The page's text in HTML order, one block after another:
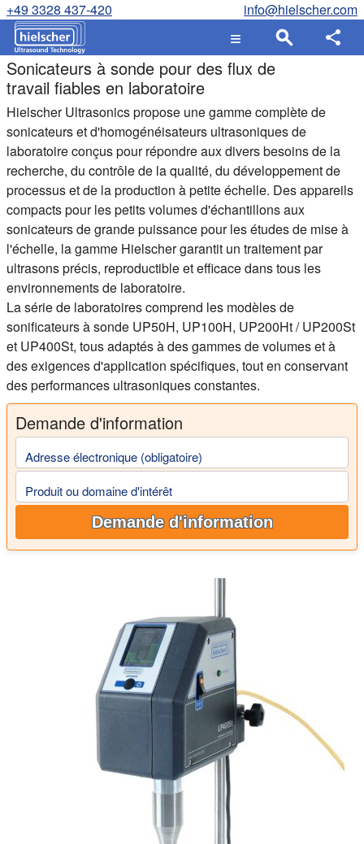
+49 3328 437-420 info@hielscher.com
Sonicateurs à sonde pour des flux de
travail fiables en laboratoire
Hielscher Ultrasonics propose une gamme complète de
sonicateurs et d'homogénéisateurs ultrasoniques de
laboratoire conçus pour répondre aux divers besoins de la
recherche, du contrôle de la qualité, du développement de
processus et de la production à petite échelle. Des appareils
compacts pour les petits volumes d'échantillons aux
sonicateurs de grande puissance pour les études de mise à
l'échelle, la gamme Hielscher garantit un traitement par
ultrasons précis, reproductible et efficace dans tous les
environnements de laboratoire.
La série de laboratoires comprend les modèles de
sonificateurs à sonde UP50H, UP100H, UP200Ht / UP200St
et UP400St, tous adaptés à des gammes de volumes et à
des exigences d'application spécifiques, tout en conservant
des performances ultrasoniques constantes.
Demande d'information
Adresse électronique (obligatoire)
Produit ou domaine d'intérêt
Demande d'information